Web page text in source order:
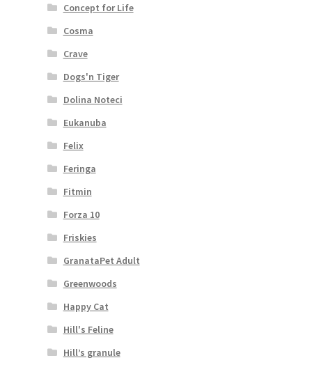
Concept for Life
Cosma
Crave
Dogs'n Tiger
Dolina Noteci
Eukanuba
Felix
Feringa
Fitmin
Forza 10
Friskies
GranataPet Adult
Greenwoods
Happy Cat
Hill's Feline
Hill’s granule